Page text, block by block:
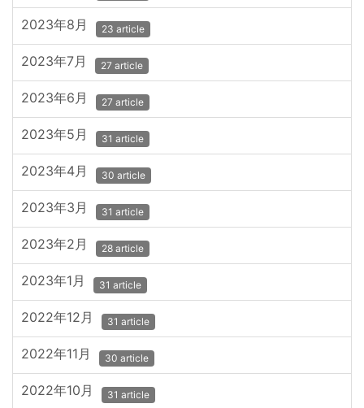
2023年8月 23 article
2023年7月 27 article
2023年6月 27 article
2023年5月 31 article
2023年4月 30 article
2023年3月 31 article
2023年2月 28 article
2023年1月 31 article
2022年12月 31 article
2022年11月 30 article
2022年10月 31 article